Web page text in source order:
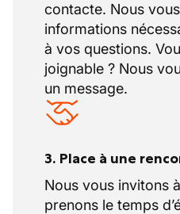
contacte. Nous
informations
à vos questions.
joignable ? Nous
un message.
3. Place à une
Nous vous invitons
prenons le temps